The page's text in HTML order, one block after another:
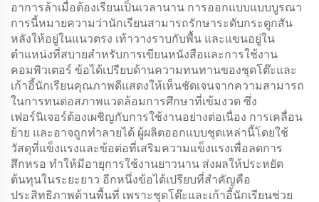
อาการล้าเมื่อต้องเรียนเป็นเวลานาน การออกแบบแบบบูรณา
การนี้หมายความว่านักเรียนสามารถรักษาระดับกระดูกสัน
หลังให้อยู่ในแนวตรง เท้าวางราบกับพื้น และแขนอยู่ใน
ตำแหน่งที่สบายสำหรับการเขียนหนังสือและการใช้งาน
คอมพิวเตอร์ ข้อได้เปรียบด้านความทนทานของชุดโต๊ะและ
เก้าอี้นักเรียนคุณภาพดีแสดงให้เห็นชัดเจนจากความสามารถ
ในการทนต่อสภาพแวดล้อมการศึกษาที่เข้มงวด ซึ่ง
เฟอร์นิเจอร์ต้องเผชิญกับการใช้งานอย่างต่อเนื่อง การเคลื่อน
ย้าย และอาจถูกทำลายได้ ผู้ผลิตออกแบบชุดเหล่านี้โดยใช้
วัสดุที่แข็งแรงและข้อต่อที่เสริมความแข็งแรงเพื่อลดการ
สึกหรอ ทำให้มีอายุการใช้งานยาวนาน ส่งผลให้ประหยัด
ต้นทุนในระยะยาว อีกหนึ่งข้อได้เปรียบที่สำคัญคือ
ประสิทธิภาพด้านพื้นที่ เพราะชุดโต๊ะและเก้าอี้นักเรียนช่วย